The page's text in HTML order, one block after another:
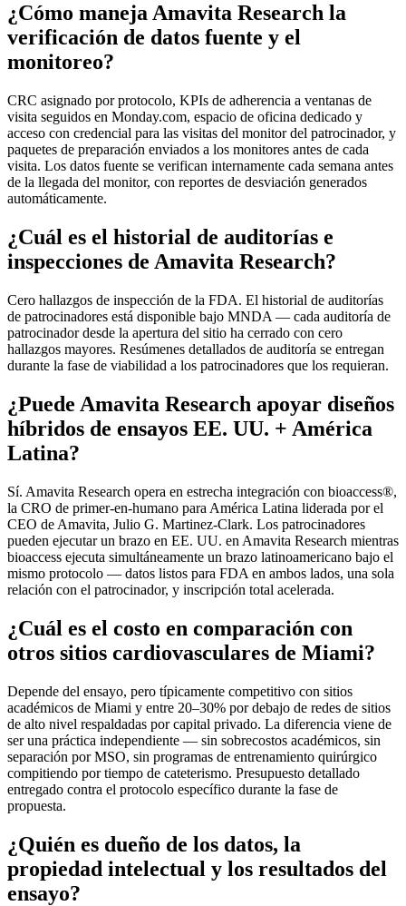
¿Cómo maneja Amavita Research la
verificación de datos fuente y el
monitoreo?
CRC asignado por protocolo, KPIs de adherencia a ventanas de
visita seguidos en Monday.com, espacio de oficina dedicado y
acceso con credencial para las visitas del monitor del patrocinador, y
paquetes de preparación enviados a los monitores antes de cada
visita. Los datos fuente se verifican internamente cada semana antes
de la llegada del monitor, con reportes de desviación generados
automáticamente.
¿Cuál es el historial de auditorías e
inspecciones de Amavita Research?
Cero hallazgos de inspección de la FDA. El historial de auditorías
de patrocinadores está disponible bajo MNDA — cada auditoría de
patrocinador desde la apertura del sitio ha cerrado con cero
hallazgos mayores. Resúmenes detallados de auditoría se entregan
durante la fase de viabilidad a los patrocinadores que los requieran.
¿Puede Amavita Research apoyar diseños
híbridos de ensayos EE. UU. + América
Latina?
Sí. Amavita Research opera en estrecha integración con bioaccess®,
la CRO de primer-en-humano para América Latina liderada por el
CEO de Amavita, Julio G. Martinez-Clark. Los patrocinadores
pueden ejecutar un brazo en EE. UU. en Amavita Research mientras
bioaccess ejecuta simultáneamente un brazo latinoamericano bajo el
mismo protocolo — datos listos para FDA en ambos lados, una sola
relación con el patrocinador, y inscripción total acelerada.
¿Cuál es el costo en comparación con
otros sitios cardiovasculares de Miami?
Depende del ensayo, pero típicamente competitivo con sitios
académicos de Miami y entre 20–30% por debajo de redes de sitios
de alto nivel respaldadas por capital privado. La diferencia viene de
ser una práctica independiente — sin sobrecostos académicos, sin
separación por MSO, sin programas de entrenamiento quirúrgico
compitiendo por tiempo de cateterismo. Presupuesto detallado
entregado contra el protocolo específico durante la fase de
propuesta.
¿Quién es dueño de los datos, la
propiedad intelectual y los resultados del
ensayo?